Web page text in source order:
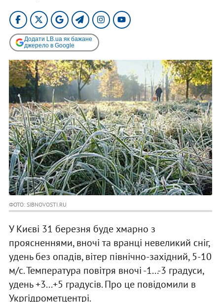
Додати LB.ua як бажане
джерело в Google
ФОТО: SIBNOVOSTI.RU
У Києві 31 березня буде хмарно з
проясненнями, вночі та вранці невеликий сніг,
удень без опадів, вітер північно-західний, 5-10
м/с. Температура повітря вночі -1...-3 градуси,
удень +3...+5 градусів. Про це повідомили в
Укргідрометцентрі.